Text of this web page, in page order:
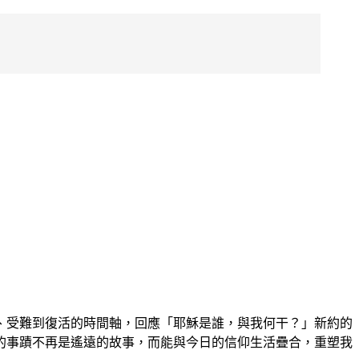
難到復活的時間軸，回應「耶穌是誰，與我何干？」新約的
蹟不再是遙遠的故事，而能與今日的信仰生活疊合，重塑我